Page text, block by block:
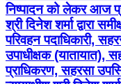
निष्पादन को लेकर आज
श्री दिनेश शर्मा द्वारा
परिवहन पदाधिकारी,
उपाधीक्षक (यातायात),
प्राधिकरण, सहरसा